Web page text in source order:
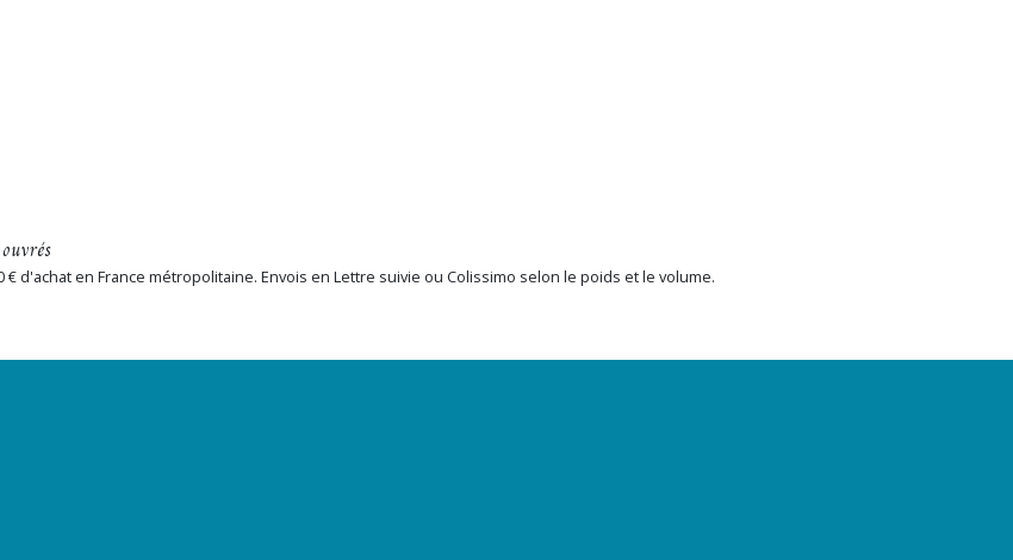
d'achat en France métropolitaine. Envois en Lettre suivie ou Colissimo selon le poids et le volume.